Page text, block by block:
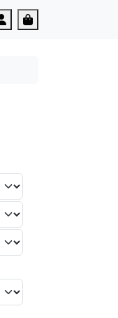
Account
Cart